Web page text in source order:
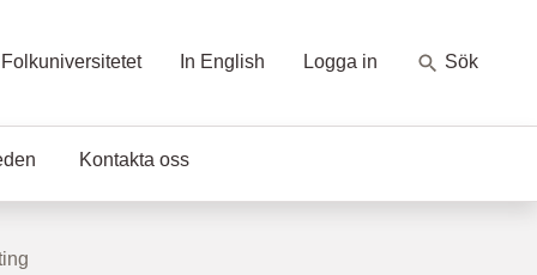
In English Logga in Sök
Kontakta oss